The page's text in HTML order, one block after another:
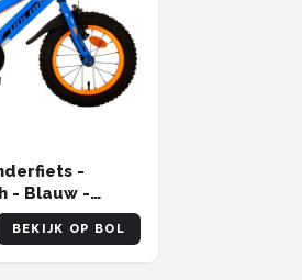
-
- Blauw -
BEKIJK OP BOL